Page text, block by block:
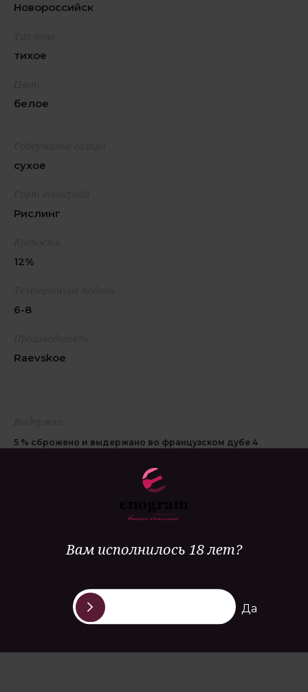
Вам исполнилось 18 лет?
Да
Новороссийск
тихое
белое
сухое
Рислинг
12%
6-8
Raevskoe
5 % сброжено и выдержано во французском дубе 4
легкие салаты, блюда из морепродуктов